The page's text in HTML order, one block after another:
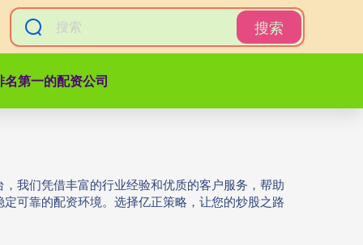
搜索
名第一的配资公司
我们凭借丰富的行业经验和优质的客户服务，帮助
可靠的配资环境。选择亿正策略，让您的炒股之路